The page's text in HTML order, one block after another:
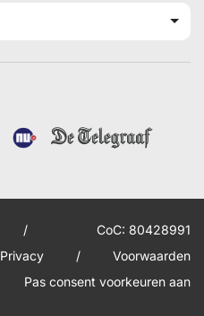
/
CoC: 80428991
Privacy /
Voorwaarden
Pas consent voorkeuren aan